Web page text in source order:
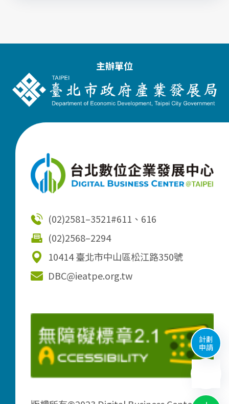
計劃
申請
主辦單位
(02)2581–3521#611、616
(02)2568–2294
10414 臺北市中山區松江路350號
DBC@ieatpe.org.tw